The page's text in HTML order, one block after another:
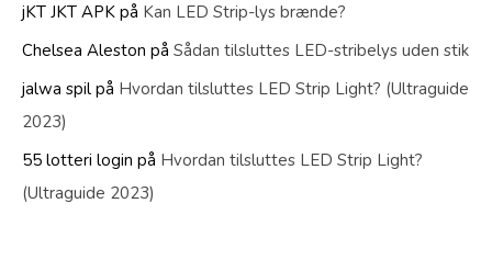
jKT JKT APK på Kan LED Strip-lys brænde?
Chelsea Aleston på Sådan tilsluttes LED-stribelys uden stik
jalwa spil på Hvordan tilsluttes LED Strip Light? (Ultraguide
2023)
55 lotteri login på Hvordan tilsluttes LED Strip Light?
(Ultraguide 2023)